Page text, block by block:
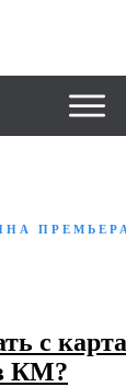
ПРЕМЬЕРА
с
КМ?